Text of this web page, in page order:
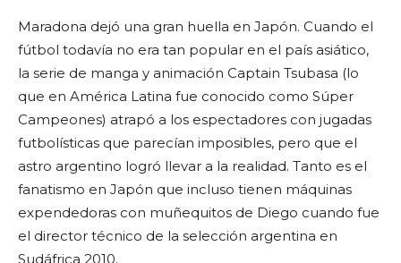
Maradona dejó una gran huella en Japón. Cuando el
fútbol todavía no era tan popular en el país asiático,
la serie de manga y animación Captain Tsubasa (lo
que en América Latina fue conocido como Súper
Campeones) atrapó a los espectadores con jugadas
futbolísticas que parecían imposibles, pero que el
astro argentino logró llevar a la realidad. Tanto es el
fanatismo en Japón que incluso tienen máquinas
expendedoras con muñequitos de Diego cuando fue
el director técnico de la selección argentina en
Sudáfrica 2010.